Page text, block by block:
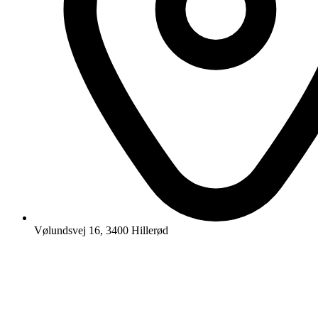
Vølundsvej 16, 3400 Hillerød